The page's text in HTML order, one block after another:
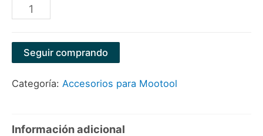
MINI
DIAMANTADA
PARA
MOTOTOOL
Seguir comprando
Categoría: Accesorios para Mootool
Información adicional